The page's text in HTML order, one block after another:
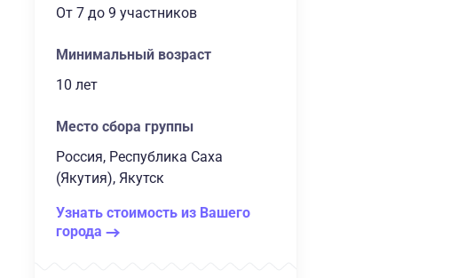
От 7 до 9 участников
Минимальный возраст
10 лет
Место сбора группы
Россия, Республика Саха
(Якутия), Якутск
Узнать стоимость из Вашего
города